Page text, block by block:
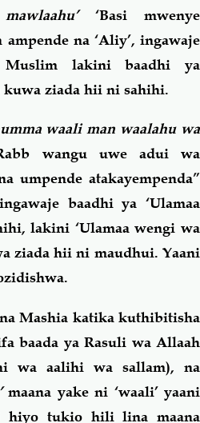
‘Basi mwenye
na ‘Aliy’, ingawaje
lakini baadhi ya
kuwa ziada hii ni sahihi.
waali man waalahu wa
wangu uwe adui wa
umpende atakayempenda”
baadhi ya ‘Ulamaa
lakini ‘Ulamaa wengi wa
ziada hii ni maudhui. Yaani
Mashia katika kuthibitisha
baada ya Rasuli wa Allaah
wa aalihi wa sallam), na
maana yake ni ‘waali’ yaani
hiyo tukio hili lina maana